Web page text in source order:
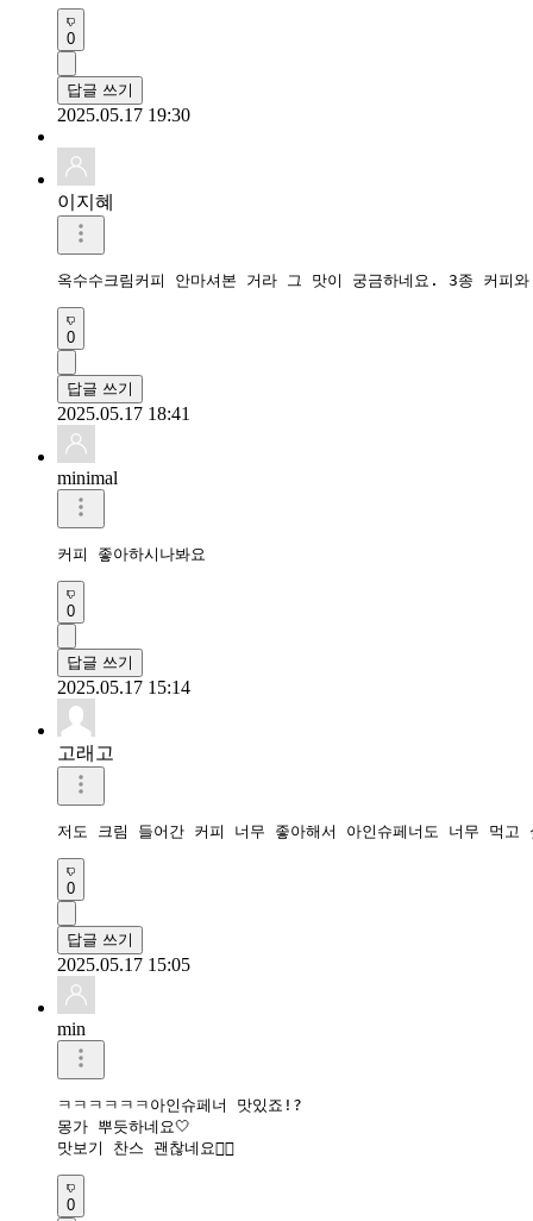
0
답글 쓰기
2025.05.17 19:30
이지혜
옥수수크림커피 안마셔본 거라 그 맛이 궁금하네요. 3종 커피
0
답글 쓰기
2025.05.17 18:41
minimal
커피 좋아하시나봐요
0
답글 쓰기
2025.05.17 15:14
고래고
저도 크림 들어간 커피 너무 좋아해서 아인슈페너도 너무 먹
0
답글 쓰기
2025.05.17 15:05
min
ㅋㅋㅋㅋㅋㅋ아인슈페너 맛있죠!?
몽가 뿌듯하네요🤍
0